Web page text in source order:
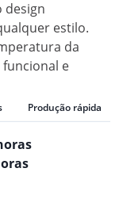
design
estilo.
da
e
Produção rápida